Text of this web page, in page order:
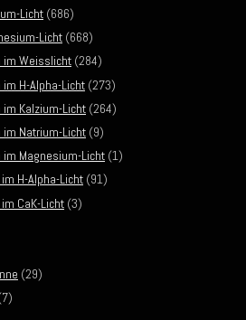
Licht (686)
Licht (668)
im Weisslicht (284)
H-Alpha-Licht (273)
Kalzium-Licht (264)
im Natrium-Licht (9)
Magnesium-Licht (1)
H-Alpha-Licht (91)
CaK-Licht (3)
(29)